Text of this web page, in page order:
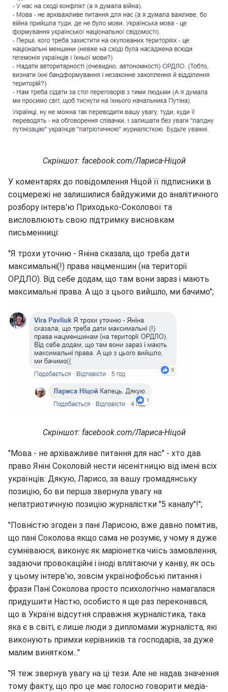
Скріншот: facebook.com/Лариса-Ніцой
У коментарях до повідомлення Ніцой її підписники в
соцмережі не залишилися байдужими до аналітичного
розбору інтерв'ю Приходько-Соколової та
висловлюють свою підтримку висновкам
письменниці:
"Я трохи уточню - Яніна сказала, що треба дати
максимальні(!) права нацменшин (на території
ОРДЛО). Від себе додам, що там вони зараз і мають
максимальні права. А що з цього вийшло, ми бачимо";
Скріншот: facebook.com/Лариса-Ніцой
"Мова - не архіважливе питання для нас" - хто дав
право Яніні Соколовій нести нісенітницю від імені всіх
українців: Дякую, Ларисо, за вашу громадянську
позицію, бо ви перша звернула увагу на
непатриотичную позицію журналістки "5 каналу"!";
"Повністю згоден з пані Ларисою, вже давно помітив,
що пані Соколова якщо сама не розуміє, у чому я дуже
сумніваюся, виконує як маріонетка чиїсь замовлення,
задаючи провокаційні і іноді вплітаючи у канву, як ось
у цьому інтерв'ю, зовсім українофобські питання і
фрази Пані Соколова просто психологічно намагалася
придушити Настю, особисто я ще раз переконався,
що в Україні відсутня справжня журналістика, така
яка є в світі, є лише люди з дипломами журналіста, які
виконують примхи керівників та господарів, за дуже
малим винятком..."
"Я теж звернув увагу на ці тези. Але не надав значення
тому факту, що про це має голосно говорити медіа-